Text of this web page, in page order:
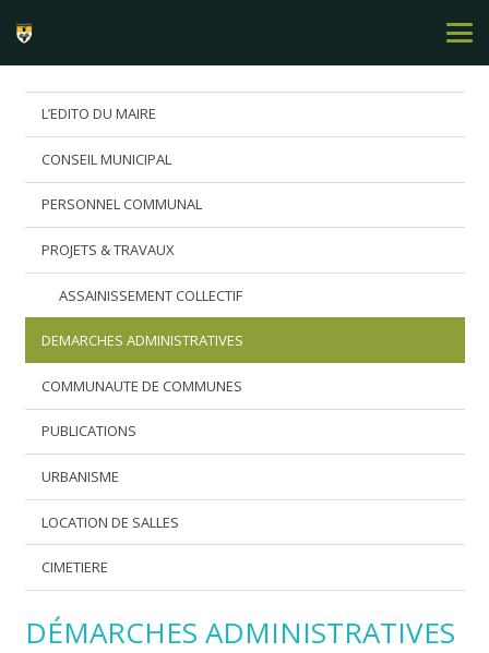
L’EDITO DU MAIRE
CONSEIL MUNICIPAL
PERSONNEL COMMUNAL
PROJETS & TRAVAUX
ASSAINISSEMENT COLLECTIF
DEMARCHES ADMINISTRATIVES
COMMUNAUTE DE COMMUNES
PUBLICATIONS
URBANISME
LOCATION DE SALLES
CIMETIERE
DÉMARCHES ADMINISTRATIVES